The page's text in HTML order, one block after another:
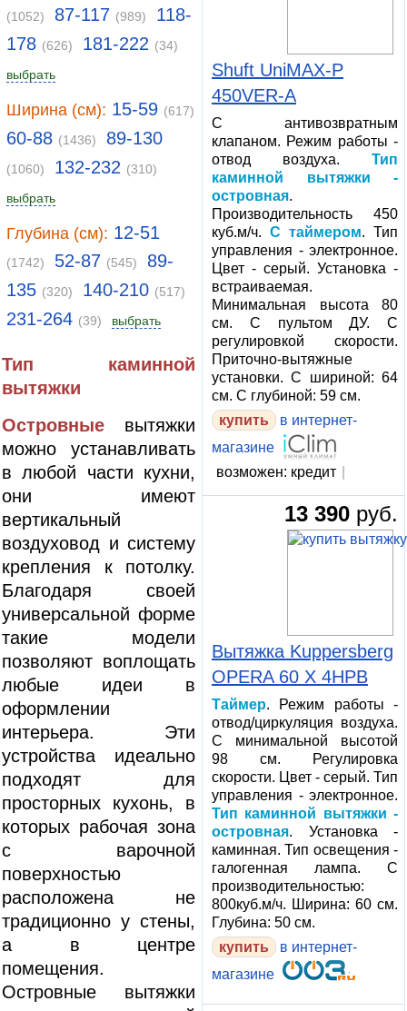
(1052) 87-117 (989)
118-
178 (626) 181-222 (34)
выбрать
Ширина (см): 15-59 (617)
60-88 (1436) 89-130
(1060) 132-232 (310)
выбрать
Глубина (см): 12-51
(1742) 52-87 (545)
89-
135 (320) 140-210 (517)
231-264 (39) выбрать
Тип каминной
вытяжки
Островные вытяжки
можно устанавливать
в любой части кухни,
они имеют
вертикальный
воздуховод и систему
крепления к потолку.
Благодаря своей
универсальной форме
такие модели
позволяют воплощать
любые идеи в
оформлении
интерьера. Эти
устройства идеально
подходят для
просторных кухонь, в
которых рабочая зона
с варочной
поверхностью
расположена не
традиционно у стены,
а в центре
помещения.
Островные вытяжки
Shuft UniMAX-P
450VER-A
С антивозвратным
клапаном. Режим работы -
отвод воздуха. Тип
каминной вытяжки -
островная.
Производительность 450
куб.м/ч. С таймером. Тип
управления - электронное.
Цвет - серый. Установка -
встраиваемая.
Минимальная высота 80
см. С пультом ДУ. С
регулировкой скорости.
Приточно-вытяжные
установки. С шириной: 64
см. С глубиной: 59 см.
в интернет-
магазине
возможен: кредит
13 390 руб.
Вытяжка Kuppersberg
OPERA 60 X 4HPB
Таймер. Режим работы -
отвод/циркуляция воздуха.
С минимальной высотой
98 см. Регулировка
скорости. Цвет - серый. Тип
управления - электронное.
Тип каминной вытяжки -
островная. Установка -
каминная. Тип освещения -
галогенная лампа. С
производительностью:
800куб.м/ч. Ширина: 60 см.
Глубина: 50 см.
в интернет-
магазине